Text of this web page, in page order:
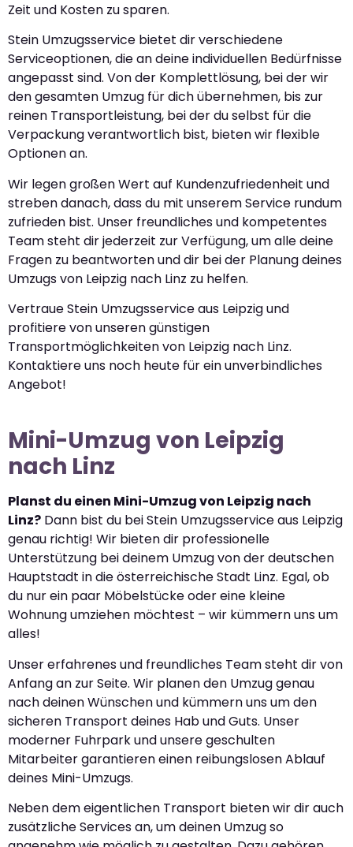
Zeit und Kosten zu sparen.
Stein Umzugsservice bietet dir verschiedene
Serviceoptionen, die an deine individuellen Bedürfnisse
angepasst sind. Von der Komplettlösung, bei der wir
den gesamten Umzug für dich übernehmen, bis zur
reinen Transportleistung, bei der du selbst für die
Verpackung verantwortlich bist, bieten wir flexible
Optionen an.
Wir legen großen Wert auf Kundenzufriedenheit und
streben danach, dass du mit unserem Service rundum
zufrieden bist. Unser freundliches und kompetentes
Team steht dir jederzeit zur Verfügung, um alle deine
Fragen zu beantworten und dir bei der Planung deines
Umzugs von Leipzig nach Linz zu helfen.
Vertraue Stein Umzugsservice aus Leipzig und
profitiere von unseren günstigen
Transportmöglichkeiten von Leipzig nach Linz.
Kontaktiere uns noch heute für ein unverbindliches
Angebot!
Mini-Umzug von Leipzig
nach Linz
Planst du einen Mini-Umzug von Leipzig nach
Linz? Dann bist du bei Stein Umzugsservice aus Leipzig
genau richtig! Wir bieten dir professionelle
Unterstützung bei deinem Umzug von der deutschen
Hauptstadt in die österreichische Stadt Linz. Egal, ob
du nur ein paar Möbelstücke oder eine kleine
Wohnung umziehen möchtest – wir kümmern uns um
alles!
Unser erfahrenes und freundliches Team steht dir von
Anfang an zur Seite. Wir planen den Umzug genau
nach deinen Wünschen und kümmern uns um den
sicheren Transport deines Hab und Guts. Unser
moderner Fuhrpark und unsere geschulten
Mitarbeiter garantieren einen reibungslosen Ablauf
deines Mini-Umzugs.
Neben dem eigentlichen Transport bieten wir dir auch
zusätzliche Services an, um deinen Umzug so